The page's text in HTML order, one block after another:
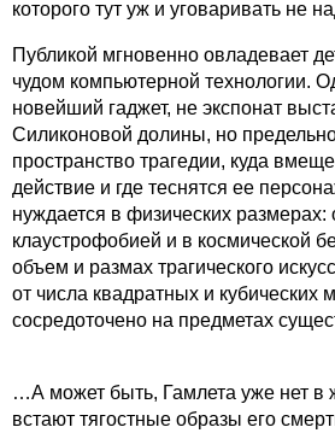
которого тут уж и уговаривать не
Публикой мгновенно овладевает
чудом компьютерной технологии.
новейший гаджет, не экспонат
Силиконовой долины, но
пространство трагедии, куда
действие и где теснятся ее
нуждается в физических размерах:
клаустрофобией и в космической
объем и размах трагического
от числа квадратных и кубических
сосредоточено на предметах
…А может быть, Гамлета уже нет в
встают тягостные образы его